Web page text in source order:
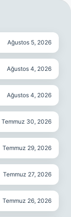
Ağustos 5, 2026
Ağustos 4, 2026
Ağustos 4, 2026
Temmuz 30, 2026
Temmuz 29, 2026
Temmuz 27, 2026
Temmuz 26, 2026